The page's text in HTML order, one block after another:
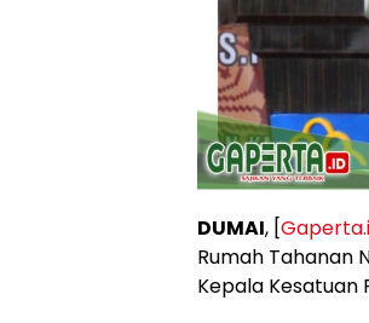
DUMAI, [
Rumah Tahanan
Kepala Kesatuan